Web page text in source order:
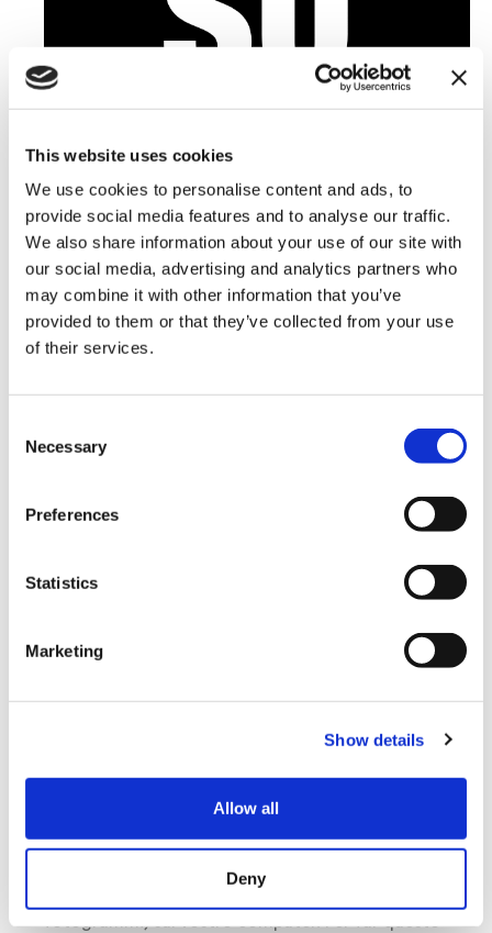
This website uses cookies
We use cookies to personalise content and ads, to
provide social media features and to analyse our traffic.
We also share information about your use of our site with
our social media, advertising and analytics partners who
may combine it with other information that you’ve
provided to them or that they’ve collected from your use
of their services.
Selection
Necessary
Preferences
Statistics
Marketing
Show details
Allow all
Deny
PASSO PER PASSO👣
Come realizzare
la GIF animata:
I passi da compiere sono 2.
Realizzare le singole immagini che (come dei
GIF animata. Supponiamo di voler realizzare una GIF
animata delle dimensioni di 600 X 400 pixels. Per
installato Adobe XD potrete aprire e modificare a
link. 👈
Per avere ulteriori informazioni sull’utilizzo di Adobe
XD potete fare riferimento all’ interessante manuale
in lingua inglese che trovatequi. 👈
Dopo aver aperto il vostro file e averlo
eventualmente modificato secondo le vostre
fotogrammi) sul vostro computer. Per far questo